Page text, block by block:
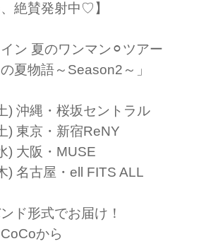
、絶賛発射中♡】
ン 夏のワンマン⚪︎ツアー
の夏物語～Season2～」
) 沖縄・桜坂セントラル
) 東京・新宿ReNY
) 大阪・MUSE
) 名古屋・ell FITS ALL
ド形式でお届け！
から